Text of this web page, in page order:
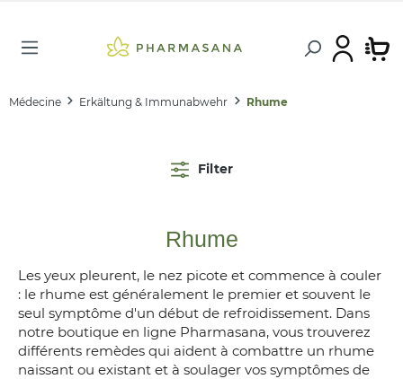
Médecine Erkältung & Immunabwehr Rhume
Filter
Rhume
Les yeux pleurent, le nez picote et commence à couler
: le rhume est généralement le premier et souvent le
seul symptôme d'un début de refroidissement. Dans
notre boutique en ligne Pharmasana, vous trouverez
différents remèdes qui aident à combattre un rhume
naissant ou existant et à soulager vos symptômes de